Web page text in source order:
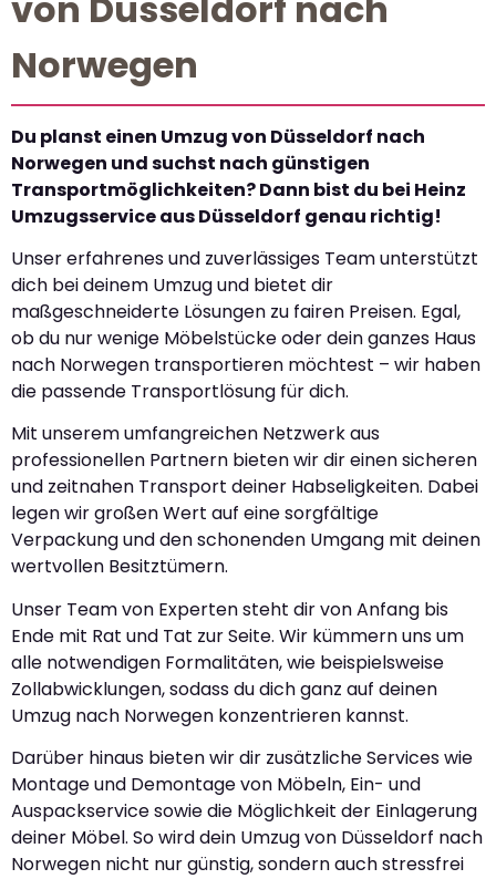
Norwegen
Du planst einen Umzug von Düsseldorf nach
Norwegen und suchst nach günstigen
Transportmöglichkeiten? Dann bist du bei Heinz
Umzugsservice aus Düsseldorf genau richtig!
Unser erfahrenes und zuverlässiges Team unterstützt
dich bei deinem Umzug und bietet dir
maßgeschneiderte Lösungen zu fairen Preisen. Egal,
ob du nur wenige Möbelstücke oder dein ganzes Haus
nach Norwegen transportieren möchtest – wir haben
die passende Transportlösung für dich.
Mit unserem umfangreichen Netzwerk aus
professionellen Partnern bieten wir dir einen sicheren
und zeitnahen Transport deiner Habseligkeiten. Dabei
legen wir großen Wert auf eine sorgfältige
Verpackung und den schonenden Umgang mit deinen
wertvollen Besitztümern.
Unser Team von Experten steht dir von Anfang bis
Ende mit Rat und Tat zur Seite. Wir kümmern uns um
alle notwendigen Formalitäten, wie beispielsweise
Zollabwicklungen, sodass du dich ganz auf deinen
Umzug nach Norwegen konzentrieren kannst.
Darüber hinaus bieten wir dir zusätzliche Services wie
Montage und Demontage von Möbeln, Ein- und
Auspackservice sowie die Möglichkeit der Einlagerung
deiner Möbel. So wird dein Umzug von Düsseldorf nach
Norwegen nicht nur günstig, sondern auch stressfrei